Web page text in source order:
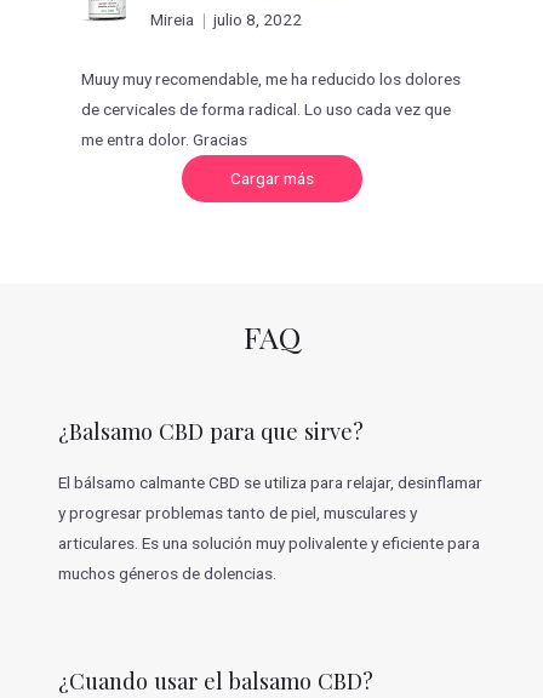
Valorado
con5de 5
Mireia
julio 8, 2022
Muuy muy recomendable, me ha reducido los dolores
de cervicales de forma radical. Lo uso cada vez que
me entra dolor. Gracias
Cargar másC
r
i
o
e
s
FAQ
¿Balsamo CBD para que sirve?
El bálsamo calmante CBD se utiliza para relajar, desinflamar
y progresar problemas tanto de piel, musculares y
articulares. Es una solución muy polivalente y eficiente para
muchos géneros de dolencias.
¿Cuando usar el balsamo CBD?